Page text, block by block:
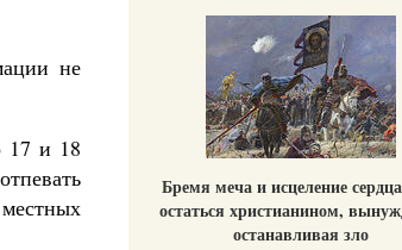
не
17 и 18
Бремя меча и исцеление
остаться христианином,
останавливая зло